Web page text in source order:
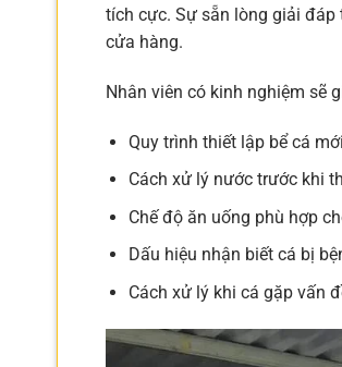
tích cực. Sự sẵn lòng giải đáp
cửa hàng.
Nhân viên có kinh nghiệm sẽ
Quy trình thiết lập bể cá mới
Cách xử lý nước trước khi
Chế độ ăn uống phù hợp
Dấu hiệu nhận biết cá bị
Cách xử lý khi cá gặp vấn